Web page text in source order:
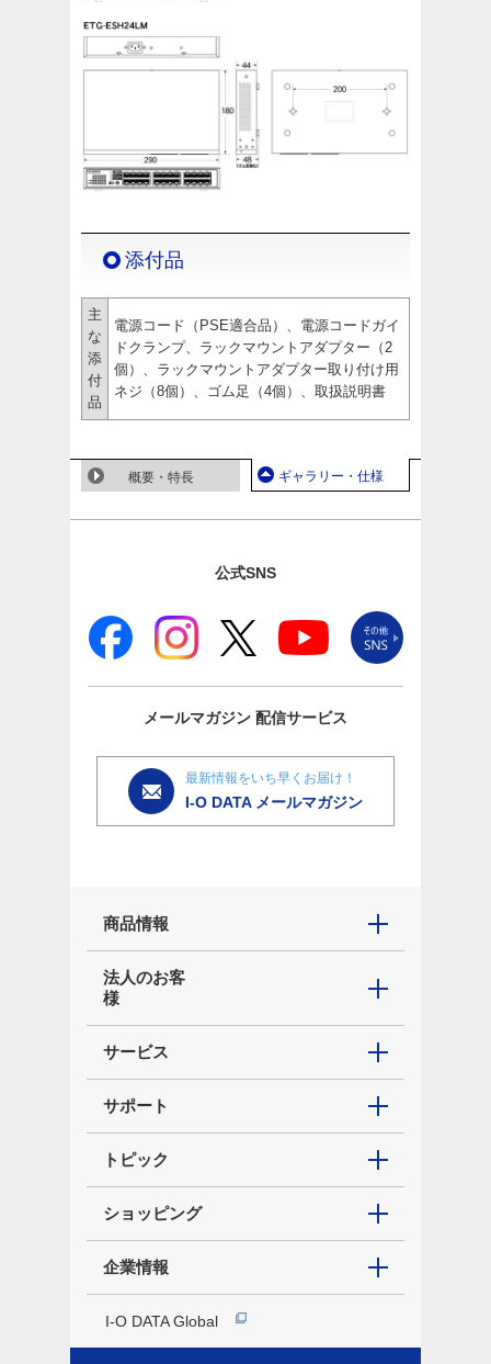
添付品
主
な
添
付
品
電源コード（PSE適合品）、電源コードガイ
ドクランプ、ラックマウントアダプター（2
個）、ラックマウントアダプター取り付け用
ネジ（8個）、ゴム足（4個）、取扱説明書
概要・特長 ギャラリー・仕様
公式SNS
メールマガジン 配信サービス
最新情報をいち早くお届け！
I-O DATA メールマガジン
商品情報
法人のお客
様
サービス
サポート
トピック
ショッピング
企業情報
I-O DATA Global